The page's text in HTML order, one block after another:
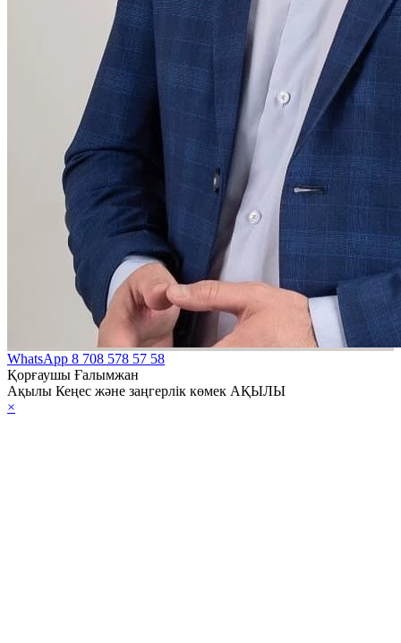
WhatsApp 8 708 578 57 58
Қорғаушы Ғалымжан
Ақылы Кеңес және заңгерлік көмек АҚЫЛЫ
×